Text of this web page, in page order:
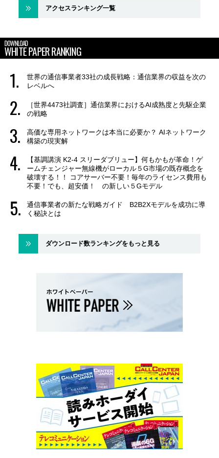
アクセスランキング一覧
DOWNLOAD
WHITE PAPER RANKING
世界の通信事業者33社の成長戦略：通信業界の収益を次の
レベルへ
［世界4473社調査］通信業界におけるAI成熟度と先駆企業
の戦略
高価な専用ネットワークは本当に必要か？ AIネットワーク
構築の現実解
【基調講演 K2-4 スリーダブリュー】何もかもが革命！ゲ
ームチェンジャー無線機がローカル５G市場の既存概念を
破壊する！！ コアサーバー不要！毎年のライセンス費用も
不要！でも、超安価！ の新しい５Gモデル
通信事業者の新たな戦略ガイド B2B2Xモデルを成功に導
く秘訣とは
ダウンロード数ランキングをもっと見る